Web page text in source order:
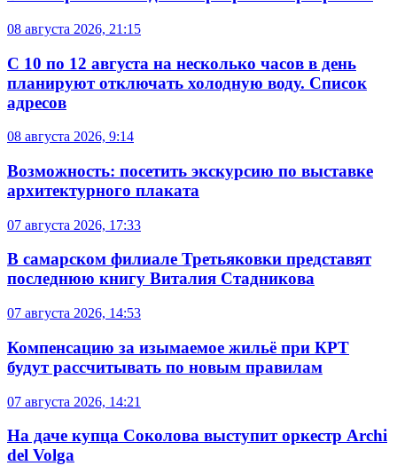
08 августа 2026, 21:15
С 10 по 12 августа на несколько часов в день
планируют отключать холодную воду. Список
адресов
08 августа 2026, 9:14
Возможность: посетить экскурсию по выставке
архитектурного плаката
07 августа 2026, 17:33
В самарском филиале Третьяковки представят
последнюю книгу Виталия Стадникова
07 августа 2026, 14:53
Компенсацию за изымаемое жильё при КРТ
будут рассчитывать по новым правилам
07 августа 2026, 14:21
На даче купца Соколова выступит оркестр Archi
del Volga